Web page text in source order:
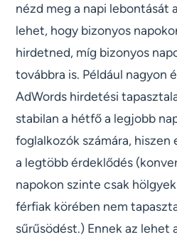
nézd meg a napi lebontását
lehet, hogy bizonyos
hirdetned, míg bizonyos
továbbra is. Például nagyon
AdWords hirdetési
stabilan a hétfő a legjobb
foglalkozók számára, hiszen
a legtöbb érdeklődés
napokon szinte csak
férfiak körében nem
sűrűsödést.) Ennek az lehet